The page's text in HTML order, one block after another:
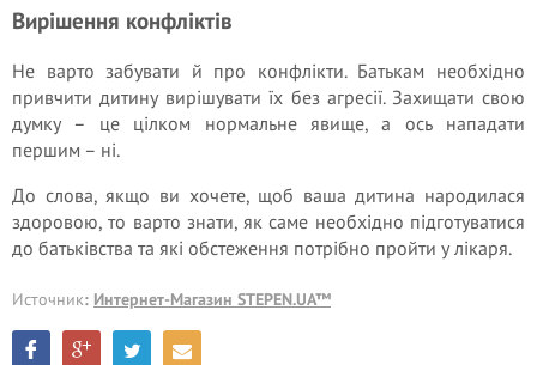
Вирішення конфліктів
Не варто забувати й про конфлікти. Батькам необхідно
привчити дитину вирішувати їх без агресії. Захищати свою
думку – це цілком нормальне явище, а ось нападати
першим – ні.
До слова, якщо ви хочете, щоб ваша дитина народилася
здоровою, то варто знати, як саме необхідно підготуватися
до батьківства та які обстеження потрібно пройти у лікаря.
Источник: Интернет-Магазин STEPEN.UA™